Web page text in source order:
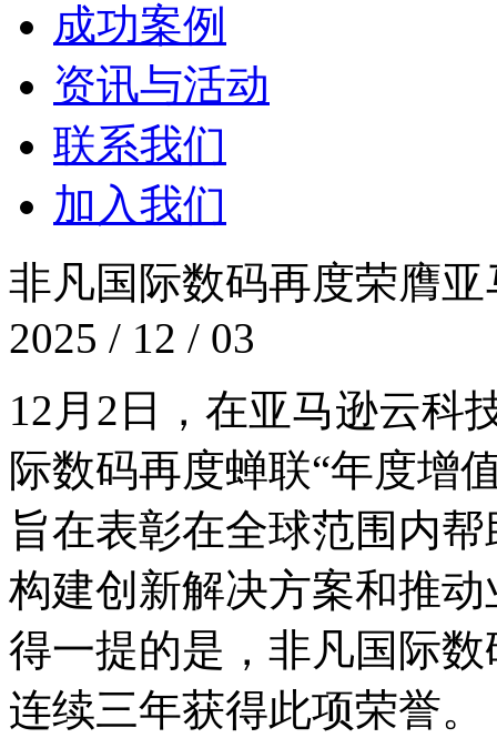
成功案例
资讯与活动
联系我们
加入我们
非凡国际数码再度荣膺
2025 / 12 / 03
12月2日，在亚马逊云科
际数码再度蝉联“年度增
旨在表彰在全球范围内
构建创新解决方案和推
得一提的是，非凡国
连续三年获得此项荣誉。